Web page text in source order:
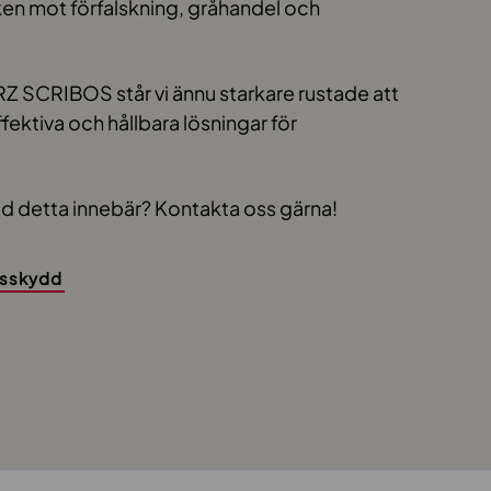
mot förfalskning, gråhandel och
SCRIBOS står vi ännu starkare rustade att
och hållbara lösningar för
detta innebär? Kontakta oss gärna!